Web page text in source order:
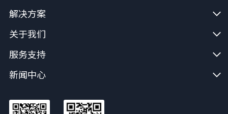
解决方案
关于我们
服务支持
新闻中心